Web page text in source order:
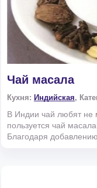
Чай масала
Кухня: Индийская,
В Индии чай любят не
пользуется чай
Благодаря